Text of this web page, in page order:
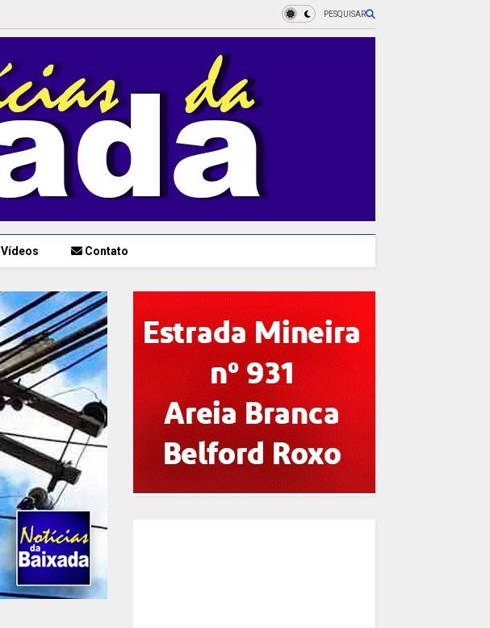
PESQUISAR
Vídeos Contato